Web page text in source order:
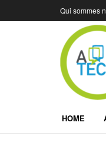
Qui sommes
HOME